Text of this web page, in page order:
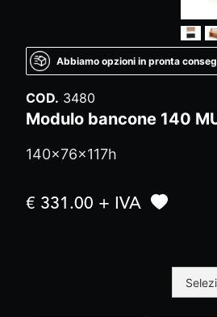
Abbiamo opzioni in pronta
COD. 3480
Modulo bancone 140
140x76x117h
€ 331.00 + IVA